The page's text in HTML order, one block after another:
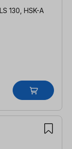
130, HSK-A